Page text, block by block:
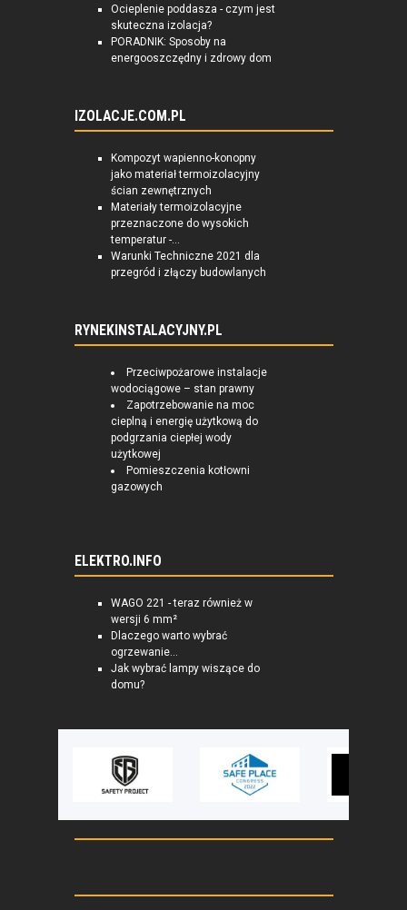
Ocieplenie poddasza - czym jest
skuteczna izolacja?
PORADNIK: Sposoby na
energooszczędny i zdrowy dom
IZOLACJE.COM.PL
Kompozyt wapienno-konopny
jako materiał termoizolacyjny
ścian zewnętrznych
Materiały termoizolacyjne
przeznaczone do wysokich
temperatur -...
Warunki Techniczne 2021 dla
przegród i złączy budowlanych
RYNEKINSTALACYJNY.PL
Przeciwpożarowe instalacje
wodociągowe – stan prawny
Zapotrzebowanie na moc
cieplną i energię użytkową do
podgrzania ciepłej wody
użytkowej
Pomieszczenia kotłowni
gazowych
ELEKTRO.INFO
WAGO 221 - teraz również w
wersji 6 mm²
Dlaczego warto wybrać
ogrzewanie...
Jak wybrać lampy wiszące do
domu?